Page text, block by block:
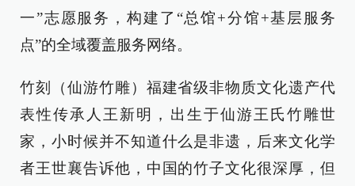
一”志愿服务，构建了“总馆+分馆+基层服务
点”的全域覆盖服务网络。
竹刻（仙游竹雕）福建省级非物质文化遗产代
表性传承人王新明，出生于仙游王氏竹雕世
家，小时候并不知道什么是非遗，后来文化学
者王世襄告诉他，中国的竹子文化很深厚，但